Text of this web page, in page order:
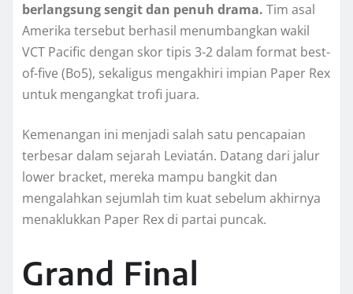
berlangsung sengit dan penuh drama. Tim asal
Amerika tersebut berhasil menumbangkan wakil
VCT Pacific dengan skor tipis 3-2 dalam format best-
of-five (Bo5), sekaligus mengakhiri impian Paper Rex
untuk mengangkat trofi juara.
Kemenangan ini menjadi salah satu pencapaian
terbesar dalam sejarah Leviatán. Datang dari jalur
lower bracket, mereka mampu bangkit dan
mengalahkan sejumlah tim kuat sebelum akhirnya
menaklukkan Paper Rex di partai puncak.
Grand Final